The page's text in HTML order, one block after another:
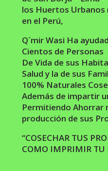
los Huertos Urbanos
en el Perú,
Q´mir Wasi Ha
Cientos de
De Vida de sus
Salud y la de sus
100% Naturales
Además de impartir
Permitiendo Ahorrar
producción de sus
“COSECHAR TUS
COMO IMPRIMIR TU